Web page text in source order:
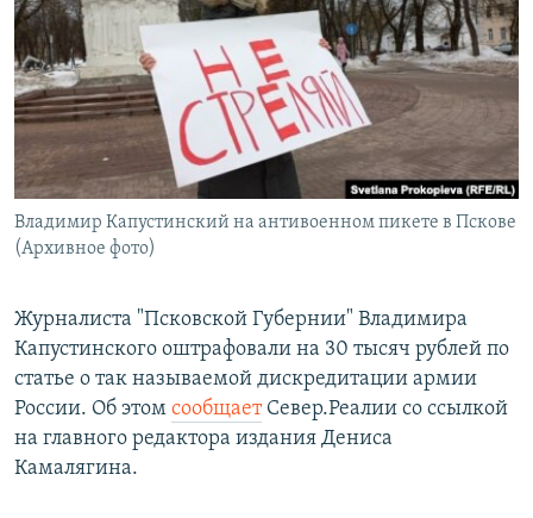
РАСПИСАНИЕ ВЕЩАНИЯ
ПОДПИШИТЕСЬ НА РАССЫЛКУ
СОЦИАЛЬНЫЕ СЕТИ
Владимир Капустинский на антивоенном пикете в Пскове
(Архивное фото)
Журналиста "Псковской Губернии" Владимира
Капустинского оштрафовали на 30 тысяч рублей по
статье о так называемой дискредитации армии
России. Об этом сообщаетСевер.Реалии со ссылкой
на главного редактора издания Дениса
Камалягина.